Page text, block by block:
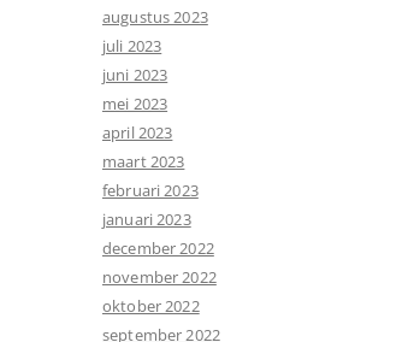
augustus 2023
juli 2023
juni 2023
mei 2023
april 2023
maart 2023
februari 2023
januari 2023
december 2022
november 2022
oktober 2022
september 2022